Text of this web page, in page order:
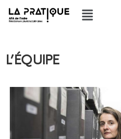
L’ÉQUIPE